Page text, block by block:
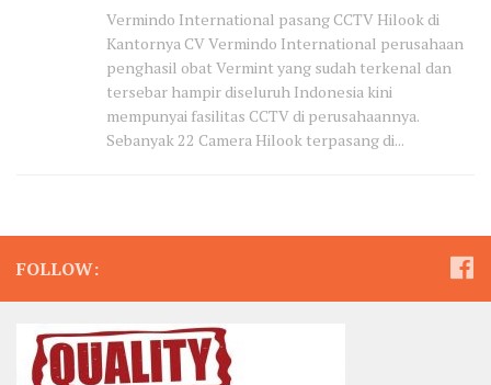
Vermindo International pasang CCTV Hilook di
Kantornya CV Vermindo International perusahaan
penghasil obat Vermint yang sudah terkenal dan
tersebar hampir diseluruh Indonesia kini
mempunyai fasilitas CCTV di perusahaannya.
Sebanyak 22 Camera Hilook terpasang di...
FOLLOW: